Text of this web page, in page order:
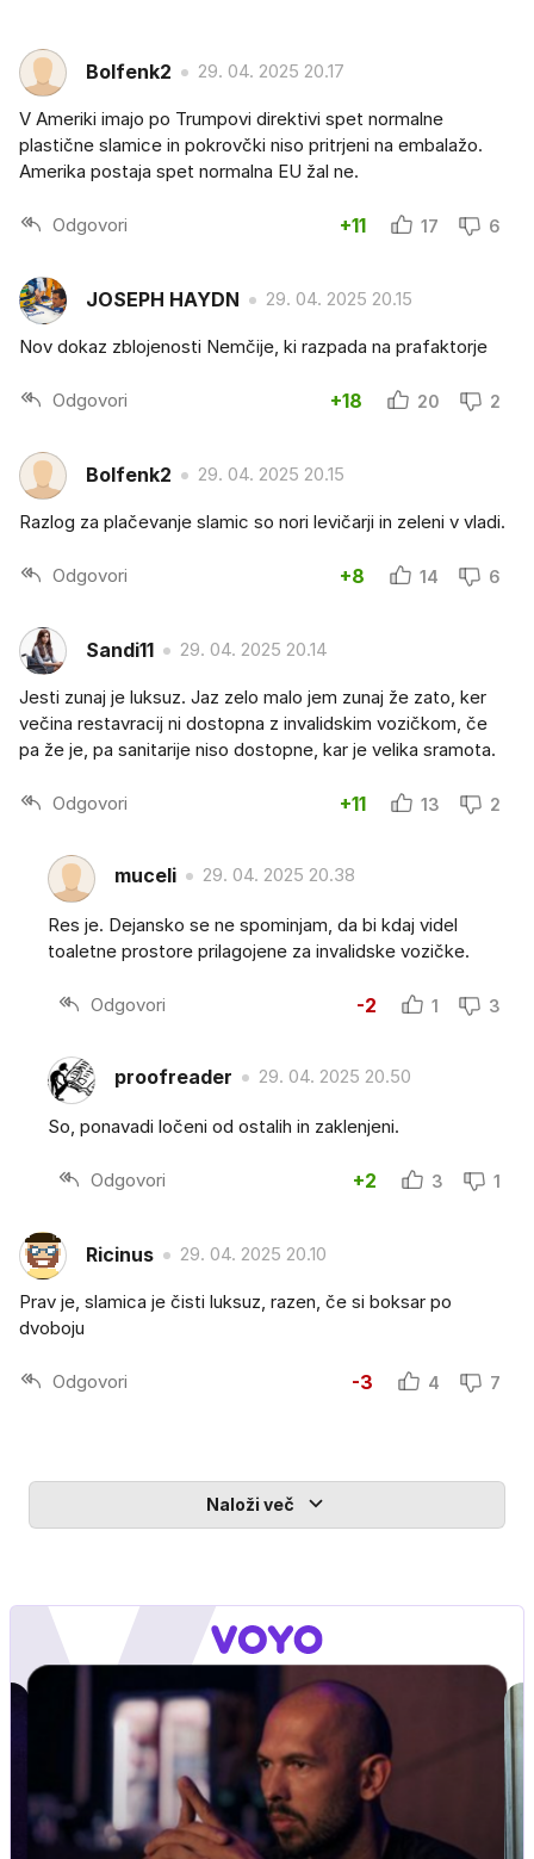
Bolfenk2 29. 04. 2025 20.17
V Ameriki imajo po Trumpovi direktivi spet normalne
plastične slamice in pokrovčki niso pritrjeni na embalažo.
Amerika postaja spet normalna EU žal ne.
Odgovori +11 17 6
JOSEPH HAYDN 29. 04. 2025 20.15
Nov dokaz zblojenosti Nemčije, ki razpada na prafaktorje
Odgovori +18 20 2
Bolfenk2 29. 04. 2025 20.15
Razlog za plačevanje slamic so nori levičarji in zeleni v vladi.
Odgovori +8 14 6
Sandi11 29. 04. 2025 20.14
Jesti zunaj je luksuz. Jaz zelo malo jem zunaj že zato, ker
večina restavracij ni dostopna z invalidskim vozičkom, če
pa že je, pa sanitarije niso dostopne, kar je velika sramota.
Odgovori +11 13 2
muceli 29. 04. 2025 20.38
Res je. Dejansko se ne spominjam, da bi kdaj videl
toaletne prostore prilagojene za invalidske vozičke.
Odgovori -2 1 3
proofreader 29. 04. 2025 20.50
So, ponavadi ločeni od ostalih in zaklenjeni.
Odgovori +2 3 1
Ricinus 29. 04. 2025 20.10
Prav je, slamica je čisti luksuz, razen, če si boksar po
dvoboju
Odgovori -3 4 7
Naloži več